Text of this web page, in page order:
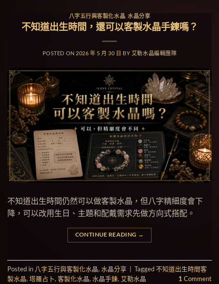
八字五行與客製化水晶 ,水晶分享
不知道出生時間，還可以客製水晶手鍊嗎？
POSTED ON 2026 年 5 月 30 日 BY 艾勒水晶編輯團隊
不知道出生時間仍然可以做客製水晶，但八字精細度會下
降，可以改用生日、主題和配戴需求先做方向式搭配。
CONTINUE READING →
Posted in 八字五行與客製化水晶, 水晶分享 Tagged不知道出生時間客
製水晶, 塔羅占卜, 客製化水晶, 水晶手鍊, 艾勒水晶 1 Comment